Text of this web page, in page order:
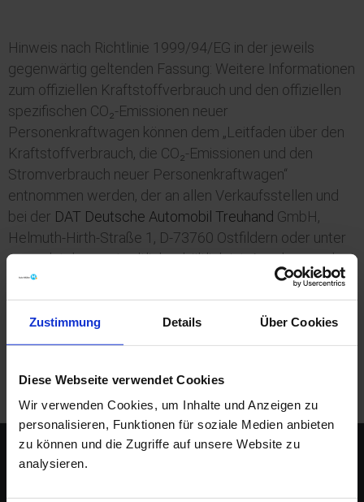
Zustimmung Details Über Cookies
Diese Webseite verwendet Cookies
Wir verwenden Cookies, um Inhalte und Anzeigen zu
personalisieren, Funktionen für soziale Medien anbieten
zu können und die Zugriffe auf unsere Website zu
analysieren.
Hinweis nach Richtlinie 1999/94/EG in der jeweils
gegenwärtig geltenden Fassung: Weitere Informationen
zum offiziellen Kraftstoffverbrauch und den offiziellen
spezifischen CO₂-Emissionen neuer
Personenkraftwagen können dem „Leitfaden über den
Kraftstoffverbrauch, die CO₂-Emissionen und den
Stromverbrauch neuer Personenkraftwagen“
entnommen werden, der an allen Verkaufsstellen und
bei der DAT Deutsche Automobil Treuhand GmbH,
Helmuth-Hirth-Straße 1, D-73760 Ostfildern oder unter
www.dat.de unentgeltlich erhältlich ist. Angaben zu den
Kraftstoffverbräuchen und CO₂-Emissionen sowie CO₂-
Klassen; bei Spannbreiten in Abhängigkeit von der
gewählten Ausstattung.